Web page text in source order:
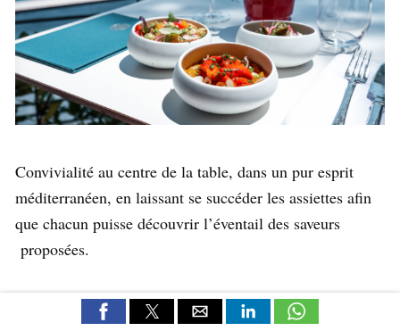
Convivialité au centre de la table, dans un pur esprit
méditerranéen, en laissant se succéder les assiettes afin
que chacun puisse découvrir l’éventail des saveurs
proposées.